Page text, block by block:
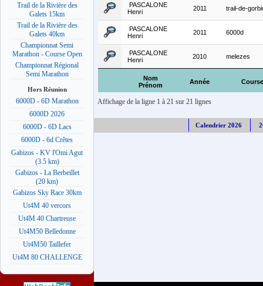
Trail de la Rivière des
Galets 15km
Trail de la Rivière des
Galets 40km
Championnat Semi
Marathon - Course Open
Championnat Régional
Semi Marathon
Hors Réunion
6000D - 6D Marathon
6000D 2026
6000D - 6D Lacs
6000D - 6d Crêtes
Gabizos - KV l'Omi Agut
(3.5 km)
Gabizos - La Berbeillet
(20 km)
Gabizos Sky Race 30km
Ut4M 40 vercors
Ut4M 40 Chartreuse
Ut4M50 Belledonne
Ut4M50 Taillefer
Ut4M 80 CHALLENGE
Nom
Prénom
Année Course
PASCALONE
Henri
2011 trail-de-
PASCALONE
Henri
2011 6000d
PASCALONE
Henri
2010 melezes
Affichage de la ligne 1 à 21 sur 21 lignes
Calendrier 2026